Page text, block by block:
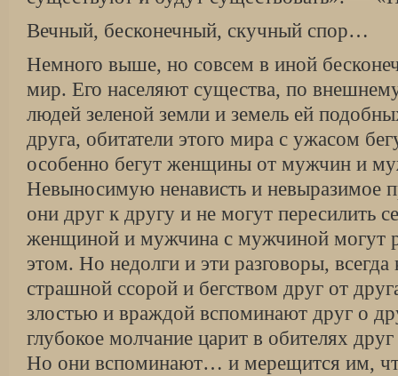
Вечный, бесконечный, скучный спор…
Немного выше, но совсем в иной
мир. Его населяют существа, по
людей зеленой земли и земель ей
друга, обитатели этого мира с ужасом
особенно бегут женщины от мужчин и
Невыносимую ненависть и невыразимое
они друг к другу и не могут пересилить
женщиной и мужчина с мужчиной могут
этом. Но недолги и эти разговоры,
страшной ссорой и бегством друг от
злостью и враждой вспоминают друг о
глубокое молчание царит в обителях
Но они вспоминают… и мерещится им,